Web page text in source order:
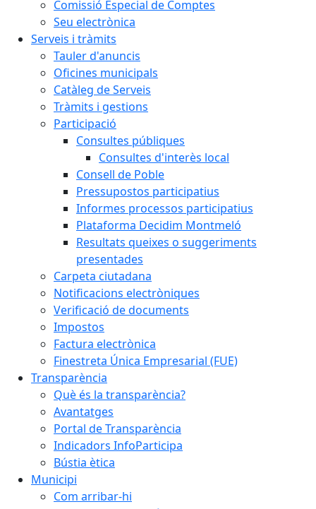
Comissió Especial de Comptes
Seu electrònica
Serveis i tràmits
Tauler d'anuncis
Oficines municipals
Catàleg de Serveis
Tràmits i gestions
Participació
Consultes públiques
Consultes d'interès local
Consell de Poble
Pressupostos participatius
Informes processos participatius
Plataforma Decidim Montmeló
Resultats queixes o suggeriments
presentades
Carpeta ciutadana
Notificacions electròniques
Verificació de documents
Impostos
Factura electrònica
Finestreta Única Empresarial (FUE)
Transparència
Què és la transparència?
Avantatges
Portal de Transparència
Indicadors InfoParticipa
Bústia ètica
Municipi
Com arribar-hi